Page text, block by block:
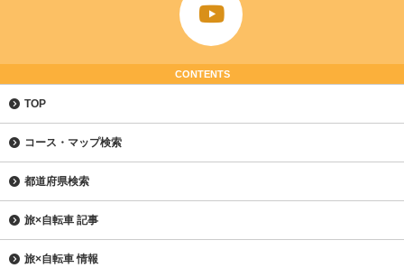
CONTENTS
TOP
コース・マップ検索
都道府県検索
旅×自転車 記事
旅×自転車 情報